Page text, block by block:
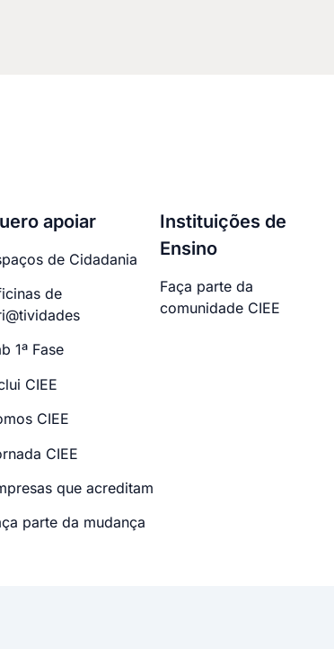
apoiar
de Cidadania
de
1ª Fase
CIEE
CIEE
CIEE
que acreditam
parte da mudança
Instituições de
Ensino
Faça parte da
comunidade CIEE